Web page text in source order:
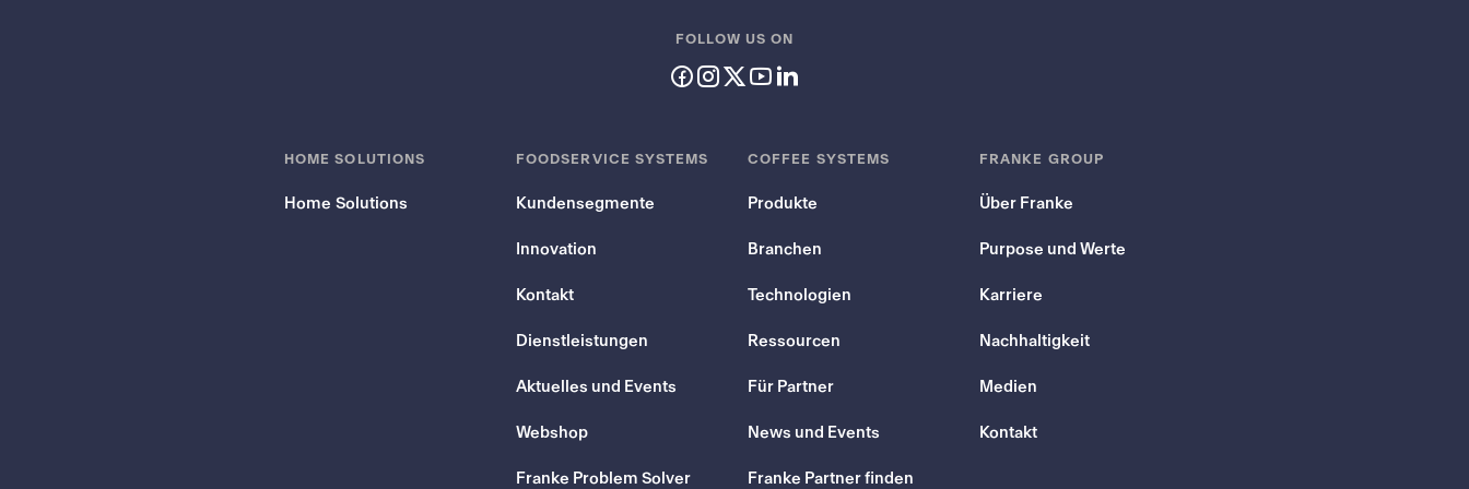
HOME SOLUTIONS
Home Solutions
FOODSERVICE SYSTEMS
Kundensegmente
Innovation
Kontakt
Dienstleistungen
Aktuelles und Events
Webshop
Franke Problem Solver
COFFEE SYSTEMS
Produkte
Branchen
Technologien
Ressourcen
Für Partner
News und Events
Franke Partner finden
FRANKE GROUP
Über Franke
Purpose und Werte
Karriere
Nachhaltigkeit
Medien
Kontakt
FOLLOW US ON